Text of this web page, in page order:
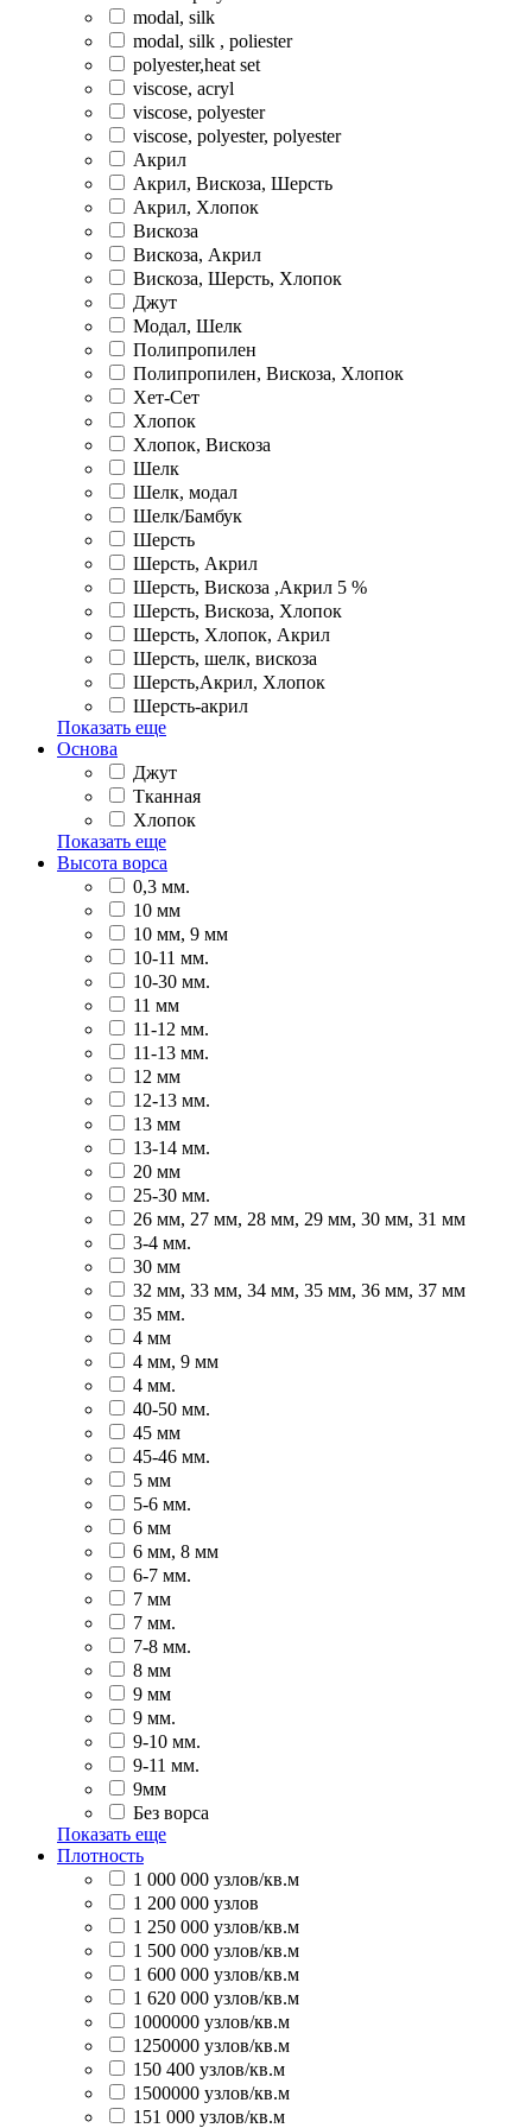
modal, silk
modal, silk , poliester
polyester,heat set
viscose, acryl
viscose, polyester
viscose, polyester, polyester
Акрил
Акрил, Вискоза, Шерсть
Акрил, Хлопок
Вискоза
Вискоза, Акрил
Вискоза, Шерсть, Хлопок
Джут
Модал, Шелк
Полипропилен
Полипропилен, Вискоза, Хлопок
Хет-Сет
Хлопок
Хлопок, Вискоза
Шелк
Шелк, модал
Шелк/Бамбук
Шерсть
Шерсть, Акрил
Шерсть, Вискоза ,Акрил 5 %
Шерсть, Вискоза, Хлопок
Шерсть, Хлопок, Акрил
Шерсть, шелк, вискоза
Шерсть,Акрил, Хлопок
Шерсть-акрил
Показать еще
Основа
Джут
Тканная
Хлопок
Показать еще
Высота ворса
0,3 мм.
10 мм
10 мм, 9 мм
10-11 мм.
10-30 мм.
11 мм
11-12 мм.
11-13 мм.
12 мм
12-13 мм.
13 мм
13-14 мм.
20 мм
25-30 мм.
26 мм, 27 мм, 28 мм, 29 мм, 30 мм, 31 мм
3-4 мм.
30 мм
32 мм, 33 мм, 34 мм, 35 мм, 36 мм, 37 мм
35 мм.
4 мм
4 мм, 9 мм
4 мм.
40-50 мм.
45 мм
45-46 мм.
5 мм
5-6 мм.
6 мм
6 мм, 8 мм
6-7 мм.
7 мм
7 мм.
7-8 мм.
8 мм
9 мм
9 мм.
9-10 мм.
9-11 мм.
9мм
Без ворса
Показать еще
Плотность
1 000 000 узлов/кв.м
1 200 000 узлов
1 250 000 узлов/кв.м
1 500 000 узлов/кв.м
1 600 000 узлов/кв.м
1 620 000 узлов/кв.м
1000000 узлов/кв.м
1250000 узлов/кв.м
150 400 узлов/кв.м
1500000 узлов/кв.м
151 000 узлов/кв.м